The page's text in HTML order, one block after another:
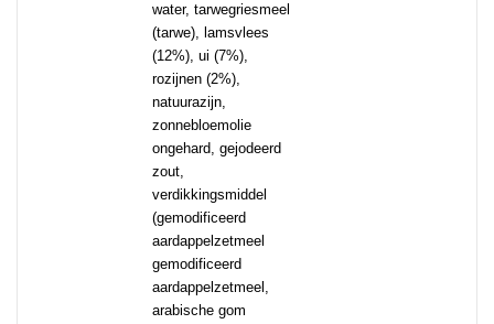
water, tarwegriesmeel
(tarwe), lamsvlees
(12%), ui (7%),
rozijnen (2%),
natuurazijn,
zonnebloemolie
ongehard, gejodeerd
zout,
verdikkingsmiddel
(gemodificeerd
aardappelzetmeel
gemodificeerd
aardappelzetmeel,
arabische gom